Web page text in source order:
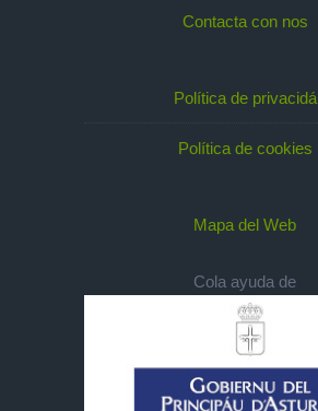
Contacta con nos
Política de privacidá
Política de cookies
Mapa del Web
Cola ayuda de